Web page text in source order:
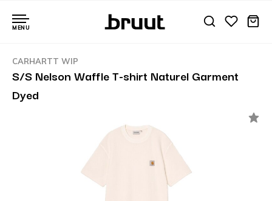
MENU
CARHARTT WIP
S/S Nelson Waffle T-shirt Naturel Garment
Dyed